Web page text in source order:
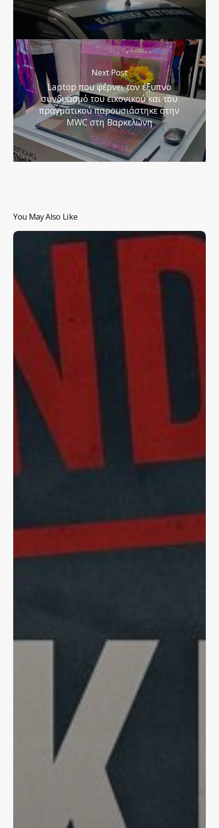
Next Post
Laptop που φέρνει τον έξυπνο
συνδυασμό του εικονικού και του
πραγματικού παρουσιάστηκε στην
MWC στη Βαρκελώνη
You May Also Like